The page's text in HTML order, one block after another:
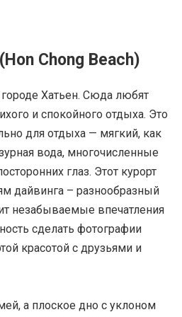
Chong Beach)
Хатьен. Сюда любят
и спокойного отдыха. Это
для отдыха — мягкий, как
вода, многочисленные
глаз. Этот курорт
дайвинга – разнообразный
незабываемые впечатления
сделать фотографии
красотой с друзьями и
а плоское дно с уклоном